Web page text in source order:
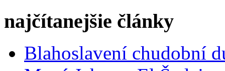
najčítanejšie články
Blahoslavení chudobní